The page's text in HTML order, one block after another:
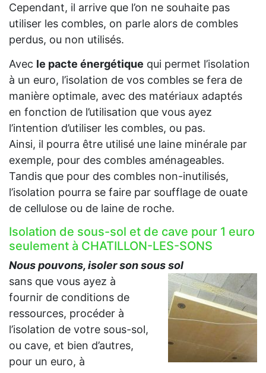
Cependant, il arrive que l’on ne souhaite pas
utiliser les combles, on parle alors de combles
perdus, ou non utilisés.
Avec le pacte énergétique qui permet l’isolation
à un euro, l’isolation de vos combles se fera de
manière optimale, avec des matériaux adaptés
en fonction de l’utilisation que vous ayez
l’intention d’utiliser les combles, ou pas.
Ainsi, il pourra être utilisé une laine minérale par
exemple, pour des combles aménageables.
Tandis que pour des combles non-inutilisés,
l’isolation pourra se faire par soufflage de ouate
de cellulose ou de laine de roche.
Isolation de sous-sol et de cave pour 1 euro
seulement à CHATILLON-LES-SONS
Nous pouvons, isoler son sous sol
sans que vous ayez à
fournir de conditions de
ressources, procéder à
l’isolation de votre sous-sol,
ou cave, et bien d’autres,
pour un euro, à